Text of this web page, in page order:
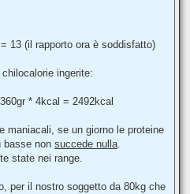
13 (il rapporto ora è soddisfatto)
ingerite:
* 4kcal = 2492kcal
maniacali, se un giorno le proteine
basse non succede nulla.
state nei range.
per il nostro soggetto da 80kg che